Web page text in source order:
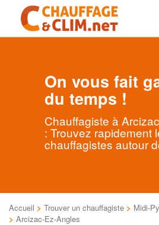
On vous fait
du temps !
Chauffagiste à
: Trouvez rapidement
chauffagistes autour
Accueil > Trouver un chauffagiste > Midi-
> Arcizac-Ez-Angles